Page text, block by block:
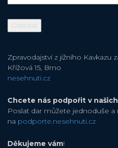
Zpravodajství z jižního Kavkazu
Křížová 15, Brno
nesehnuti.cz
Chcete nás podpořit v
Poslat dar můžete jednoduše a
na podporte.nesehnuti.cz
Děkujeme vám!